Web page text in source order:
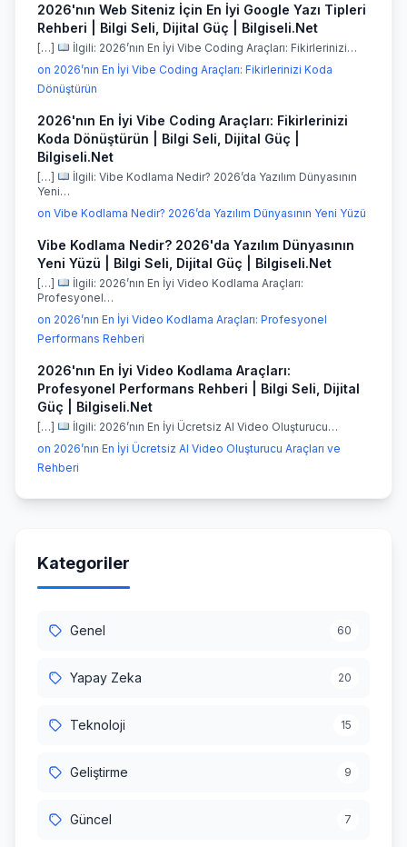
2026'nın Web Siteniz İçin En İyi Google Yazı Tipleri
Rehberi | Bilgi Seli, Dijital Güç | Bilgiseli.Net
[…]
İlgili: 2026’nın En İyi Vibe Coding Araçları: Fikirlerinizi…
on 2026’nın En İyi Vibe Coding Araçları: Fikirlerinizi Koda
Dönüştürün
2026'nın En İyi Vibe Coding Araçları: Fikirlerinizi
Koda Dönüştürün | Bilgi Seli, Dijital Güç |
Bilgiseli.Net
[…]
İlgili: Vibe Kodlama Nedir? 2026’da Yazılım Dünyasının
Yeni…
on Vibe Kodlama Nedir? 2026’da Yazılım Dünyasının Yeni Yüzü
Vibe Kodlama Nedir? 2026'da Yazılım Dünyasının
Yeni Yüzü | Bilgi Seli, Dijital Güç | Bilgiseli.Net
[…]
İlgili: 2026’nın En İyi Video Kodlama Araçları:
Profesyonel…
on 2026’nın En İyi Video Kodlama Araçları: Profesyonel
Performans Rehberi
2026'nın En İyi Video Kodlama Araçları:
Profesyonel Performans Rehberi | Bilgi Seli, Dijital
Güç | Bilgiseli.Net
[…]
İlgili: 2026’nın En İyi Ücretsiz AI Video Oluşturucu…
on 2026’nın En İyi Ücretsiz AI Video Oluşturucu Araçları ve
Rehberi
Kategoriler
Genel 60
Yapay Zeka 20
Teknoloji 15
Geliştirme 9
Güncel 7